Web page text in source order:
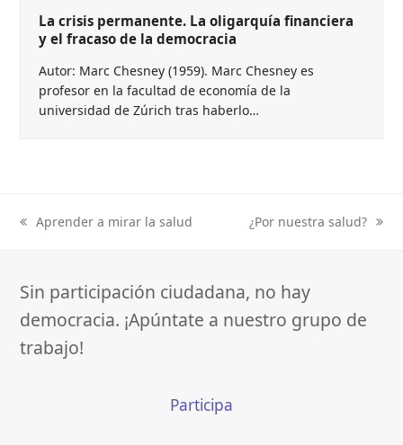
La crisis permanente. La oligarquía financiera
y el fracaso de la democracia
Autor: Marc Chesney (1959). Marc Chesney es
profesor en la facultad de economía de la
universidad de Zúrich tras haberlo…
previous
Aprender a mirar la salud
next
¿Por nuestra salud?
Sin participación ciudadana, no hay
democracia. ¡Apúntate a nuestro grupo de
trabajo!
Participa